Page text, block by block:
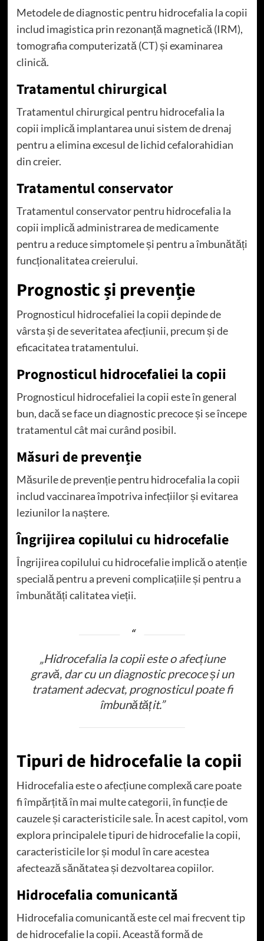
Metodele de diagnostic pentru hidrocefalia la copii
includ imagistica prin rezonanță magnetică (IRM),
tomografia computerizată (CT) și examinarea
clinică.
Tratamentul chirurgical
Tratamentul chirurgical pentru hidrocefalia la
copii implică implantarea unui sistem de drenaj
pentru a elimina excesul de lichid cefalorahidian
din creier.
Tratamentul conservator
Tratamentul conservator pentru hidrocefalia la
copii implică administrarea de medicamente
pentru a reduce simptomele și pentru a îmbunătăți
funcționalitatea creierului.
Prognostic și prevenție
Prognosticul hidrocefaliei la copii depinde de
vârsta și de severitatea afecțiunii, precum și de
eficacitatea tratamentului.
Prognosticul hidrocefaliei la copii
Prognosticul hidrocefaliei la copii este în general
bun, dacă se face un diagnostic precoce și se începe
tratamentul cât mai curând posibil.
Măsuri de prevenție
Măsurile de prevenție pentru hidrocefalia la copii
includ vaccinarea împotriva infecțiilor și evitarea
leziunilor la naștere.
Îngrijirea copilului cu hidrocefalie
Îngrijirea copilului cu hidrocefalie implică o atenție
specială pentru a preveni complicațiile și pentru a
îmbunătăți calitatea vieții.
„Hidrocefalia la copii este o afecțiune
gravă, dar cu un diagnostic precoce și un
tratament adecvat, prognosticul poate fi
îmbunătățit.”
Tipuri de hidrocefalie la copii
Hidrocefalia este o afecțiune complexă care poate
fi împărțită în mai multe categorii, în funcție de
cauzele și caracteristicile sale. În acest capitol, vom
explora principalele tipuri de hidrocefalie la copii,
caracteristicile lor și modul în care acestea
afectează sănătatea și dezvoltarea copiilor.
Hidrocefalia comunicantă
Hidrocefalia comunicantă este cel mai frecvent tip
de hidrocefalie la copii. Această formă de